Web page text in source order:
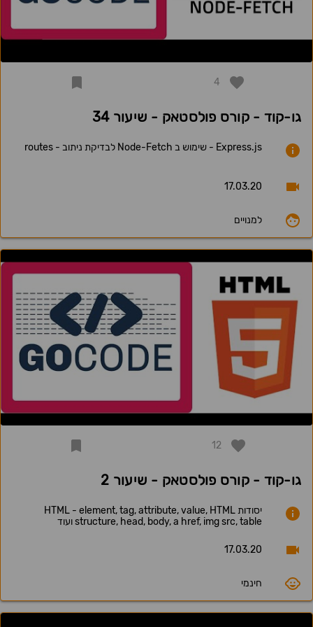
4
גו-קוד - קורס פולסטאק - שיעור 34
Express.js - שימוש ב Node-Fetch לבדיקת ניתוב - routes
17.03.20
למנויים
12
גו-קוד - קורס פולסטאק - שיעור 2
יסודות HTML - element, tag, attribute, value, HTML
structure, head, body, a href, img src, table ועוד
17.03.20
חינמי